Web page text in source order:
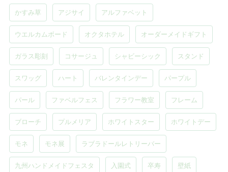
かすみ草 アジサイ アルファベット
ウエルカムボード オクタホテル オーダーメイドギフト
ガラス彫刻 コサージュ シャビーシック スタンド
スワッグ ハート バレンタインデー パープル
パール ファベルフェス フラワー教室 フレーム
ブローチ プルメリア ホワイトスター ホワイトデー
モネ モネ展 ラブラドールレトリーバー
九州ハンドメイドフェスタ 入園式 卒寿 壁紙